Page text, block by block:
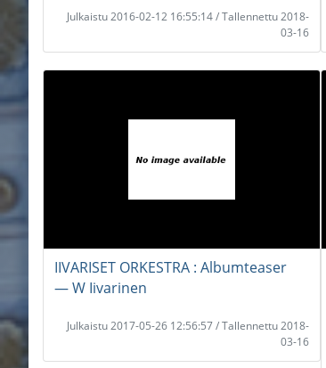
Julkaistu 2016-02-12 16:55:14 / Tallennettu 2018-
03-16
IIVARISET ORKESTRA : Albumteaser
― W Iivarinen
Julkaistu 2017-05-26 12:56:57 / Tallennettu 2018-
03-16